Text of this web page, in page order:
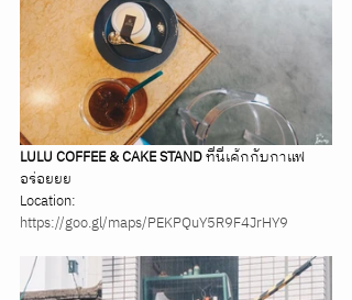
LULU COFFEE & CAKE STAND ที่นี่เค้กกับกาแฟ
อร่อยยย
Location:
https://goo.gl/maps/PEKPQuY5R9F4JrHY9